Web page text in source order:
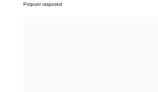
Potpuni raspored